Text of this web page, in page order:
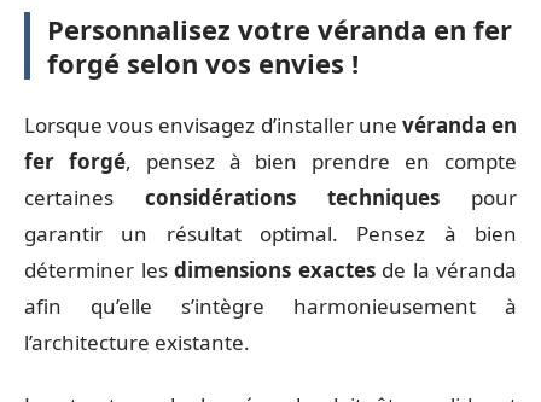
Personnalisez votre véranda en fer
forgé selon vos envies !
Lorsque vous envisagez d’installer une véranda en
fer forgé, pensez à bien prendre en compte
certaines considérations techniques pour
garantir un résultat optimal. Pensez à bien
déterminer les dimensions exactesde la véranda
afin qu’elle s’intègre harmonieusement à
l’architecture existante.